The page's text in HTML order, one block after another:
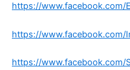
https://www.facebook.com/
https://www.facebook.com/
https://www.facebook.com/